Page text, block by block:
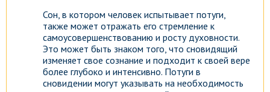
Сон, в котором человек испытывает потуги,
также может отражать его стремление к
самоусовершенствованию и росту духовности.
Это может быть знаком того, что сновидящий
изменяет свое сознание и подходит к своей вере
более глубоко и интенсивно. Потуги в
сновидении могут указывать на необходимость